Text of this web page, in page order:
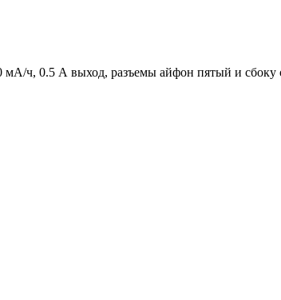
ч, 0.5 А выход, разъемы айфон пятый и